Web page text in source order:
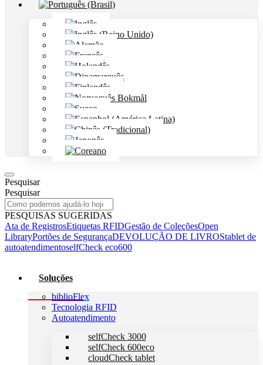
Pesquisar
Pesquisar
PESQUISAS SUGERIDAS
Ata de RegistrosEtiquetas RFIDGestão de ColeçõesOpen
LibraryPortões de SegurançaDEVOLUÇÃO DE LIVROStablet de
autoatendimentoselfCheck eco600
Soluções
biblioFlex
Tecnologia RFID
Autoatendimento
selfCheck 3000
selfCheck 600eco
cloudCheck tablet